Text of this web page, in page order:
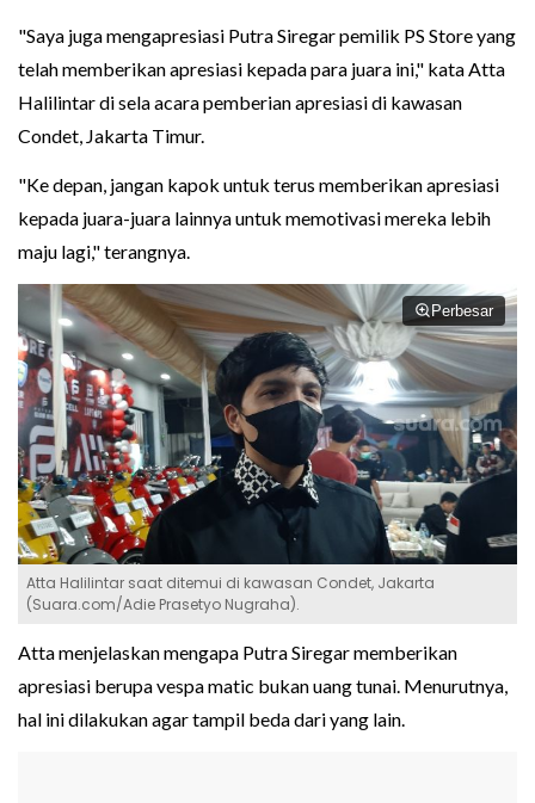
"Saya juga mengapresiasi Putra Siregar pemilik PS Store yang
telah memberikan apresiasi kepada para juara ini," kata Atta
Halilintar di sela acara pemberian apresiasi di kawasan
Condet, Jakarta Timur.
"Ke depan, jangan kapok untuk terus memberikan apresiasi
kepada juara-juara lainnya untuk memotivasi mereka lebih
maju lagi," terangnya.
Perbesar
Atta Halilintar saat ditemui di kawasan Condet, Jakarta
(Suara.com/Adie Prasetyo Nugraha).
Atta menjelaskan mengapa Putra Siregar memberikan
apresiasi berupa vespa matic bukan uang tunai. Menurutnya,
hal ini dilakukan agar tampil beda dari yang lain.